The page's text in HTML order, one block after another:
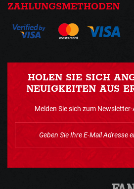
ZAHLUNGSMETHODEN
HOLEN SIE SICH
NEUIGKEITEN AUS
Melden Sie sich zum